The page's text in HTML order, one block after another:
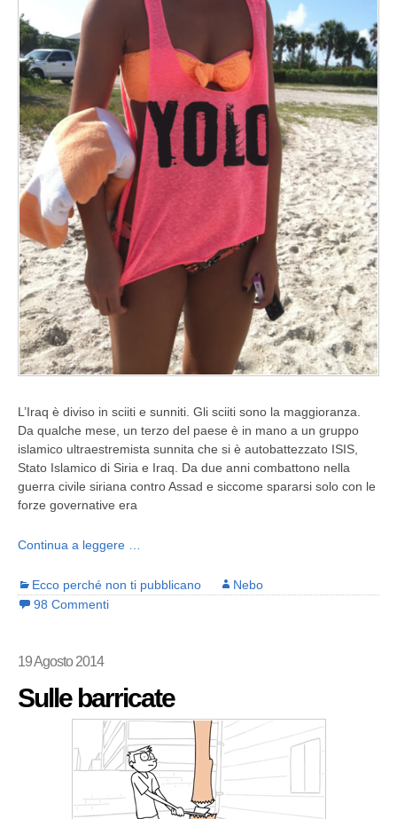
L’Iraq è diviso in sciiti e sunniti. Gli sciiti sono la maggioranza.
Da qualche mese, un terzo del paese è in mano a un gruppo
islamico ultraestremista sunnita che si è autobattezzato ISIS,
Stato Islamico di Siria e Iraq. Da due anni combattono nella
guerra civile siriana contro Assad e siccome spararsi solo con le
forze governative era
Continua a leggere …
Ecco perché non ti pubblicano
Nebo
98 Commenti
19 Agosto 2014
Sulle barricate